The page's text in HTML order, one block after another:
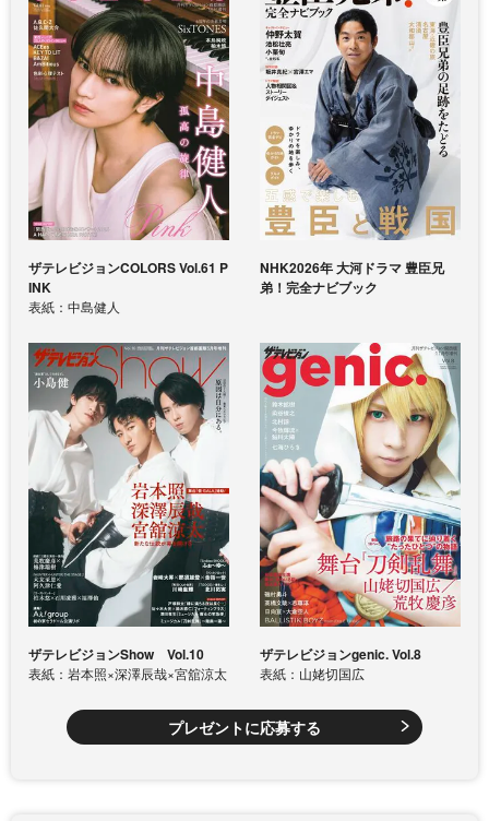
ザテレビジョンCOLORS Vol.61 P
INK
表紙：中島健人
NHK2026年 大河ドラマ 豊臣兄
弟！完全ナビブック
ザテレビジョンShow Vol.10
表紙：岩本照×深澤辰哉×宮舘涼太
ザテレビジョンgenic. Vol.8
表紙：山姥切国広
プレゼントに応募する